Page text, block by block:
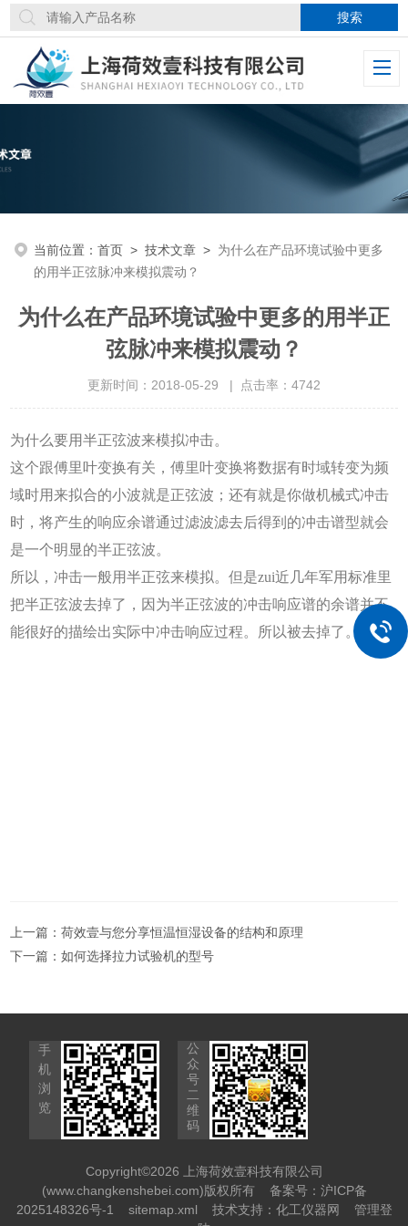
当前位置：首页 >技术文章 > 为什么在产品环境试验中更多
的用半正弦脉冲来模拟震动？
为什么在产品环境试验中更多的用半正
弦脉冲来模拟震动？
更新时间：2018-05-29 | 点击率：4742
为什么要用半正弦波来模拟冲击。
这个跟傅里叶变换有关，傅里叶变换将数据有时域转变为频
域时用来拟合的小波就是正弦波；还有就是你做机械式冲击
时，将产生的响应余谱通过滤波滤去后得到的冲击谱型就会
是一个明显的半正弦波。
所以，冲击一般用半正弦来模拟。但是zui近几年军用标准里
把半正弦波去掉了，因为半正弦波的冲击响应谱的余谱并不
能很好的描绘出实际中冲击响应过程。所以被去掉了。
上一篇：荷效壹与您分享恒温恒湿设备的结构和原理
下一篇：如何选择拉力试验机的型号
手
机
浏
览
公
众
号
二
维
码
Copyright©2026 上海荷效壹科技有限公司
(www.changkenshebei.com)版权所有 备案号：沪ICP备
2025148326号-1
sitemap.xml 技术支持： 化工仪器网
管理登